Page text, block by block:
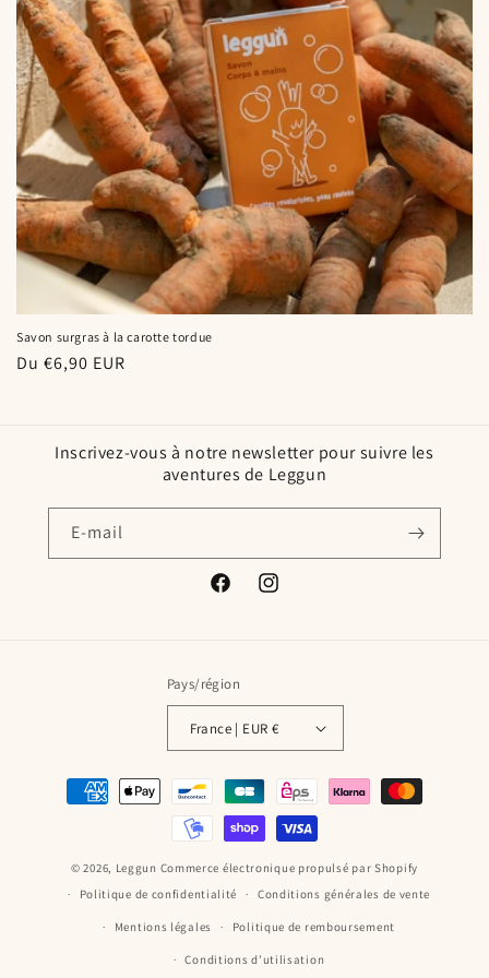
i
o
n
:
Savon surgras à la carotte tordue
Prix
Du €6,90 EUR
Inscrivez-vous à notre newsletter pour suivre les
aventures de Leggun
E-mail
FacebookInstagram
Pays/région
France | EUR €
Moyens
© 2026, Leggun Commerce électronique propulsé par Shopify
Politique de confidentialité
Conditions générales de vente
Mentions légales Politique de remboursement
Conditions d’utilisation